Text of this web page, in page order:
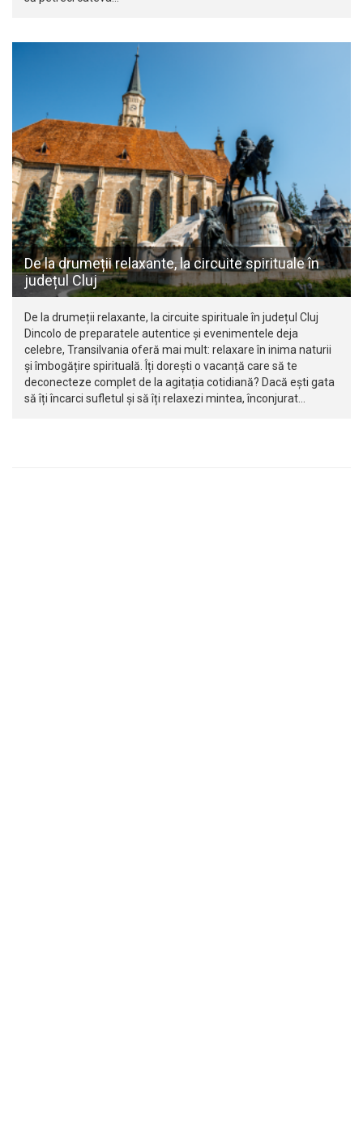
De la drumeții relaxante, la circuite spirituale în
județul Cluj
De la drumeții relaxante, la circuite spirituale în județul Cluj
Dincolo de preparatele autentice și evenimentele deja
celebre, Transilvania oferă mai mult: relaxare în inima naturii
și îmbogățire spirituală. Îți dorești o vacanță care să te
deconecteze complet de la agitația cotidiană? Dacă ești gata
să îți încarci sufletul și să îți relaxezi mintea, înconjurat…